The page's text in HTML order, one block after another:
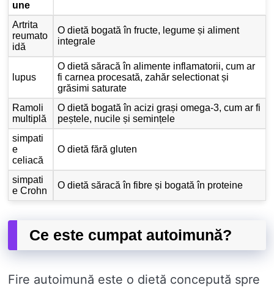
une
Artrita
reumato
idă
O dietă bogată în fructe, legume și aliment
integrale
lupus
O dietă săracă în alimente inflamatorii, cum ar
fi carnea procesată, zahăr selectionat și
grăsimi saturate
Ramoli
multiplă
O dietă bogată în acizi grași omega-3, cum ar fi
peștele, nucile și semințele
simpati
e
celiacă
O dietă fără gluten
simpati
e Crohn
O dietă săracă în fibre și bogată în proteine
Ce este cumpat autoimună?
Fire autoimună este o dietă concepută spre